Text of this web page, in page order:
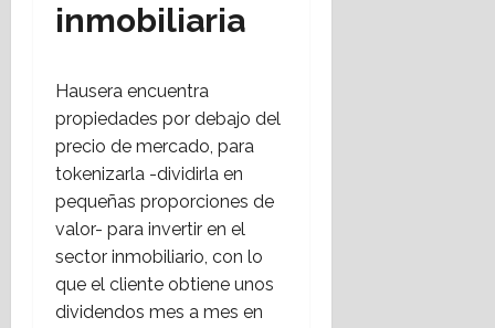
inmobiliaria
Hausera encuentra
propiedades por debajo del
precio de mercado, para
tokenizarla -dividirla en
pequeñas proporciones de
valor- para invertir en el
sector inmobiliario, con lo
que el cliente obtiene unos
dividendos mes a mes en